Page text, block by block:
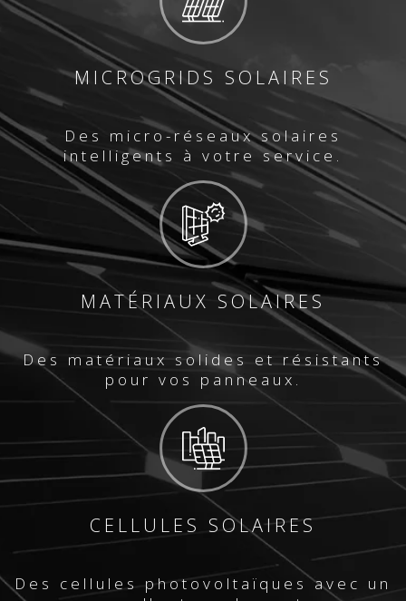
MICROGRIDS SOLAIRES
Des micro-réseaux solaires
intelligents à votre service.
MATÉRIAUX SOLAIRES
Des matériaux solides et résistants
pour vos panneaux.
CELLULES SOLAIRES
Des cellules photovoltaïques avec un